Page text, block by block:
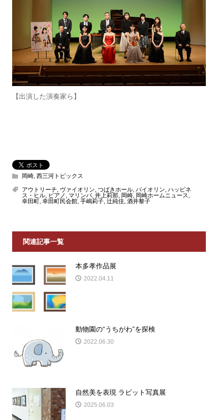
【出演した演奏家ら】
岡崎, 西三河トピックス
アウトリーチ, ヴァイオリン, つばきホール, バイオリン, ハッピネ
ス・ヒル, ピアノ , マリンバ, 井上莉那, 岡崎, 岡崎ホームニュース,
幸田町, 幸田町民会館, 手嶋莉子, 辻純佳, 酒井黎子
関連記事一覧
本多孝作品展
2022.04.11
動物園の“うちがわ”を探検
2022.06.30
自然美を表現 ラビット写真展
2025.06.03